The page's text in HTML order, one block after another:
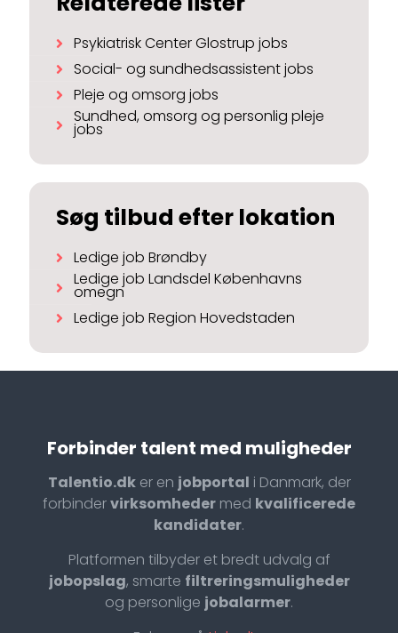
Psykiatrisk Center Glostrup jobs
Social- og sundhedsassistent jobs
Pleje og omsorg jobs
Sundhed, omsorg og personlig pleje
jobs
Søg tilbud efter lokation
Ledige job Brøndby
Ledige job Landsdel Københavns
omegn
Ledige job Region Hovedstaden
Forbinder talent med muligheder
Talentio.dker en jobportal i Danmark, der
forbindervirksomheder med kvalificerede
kandidater.
Platformen tilbyder et bredt udvalg af
jobopslag, smarte filtreringsmuligheder
og personlige jobalarmer.